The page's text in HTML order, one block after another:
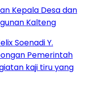
Kepala Desa dan
Kalteng